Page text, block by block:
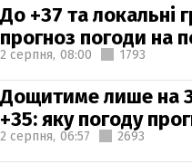
До +37 та локальні
прогноз погоди на
2 серпня, 08:00 1793
Дощитиме лише на
+35: яку погоду
2 серпня, 06:57 2693